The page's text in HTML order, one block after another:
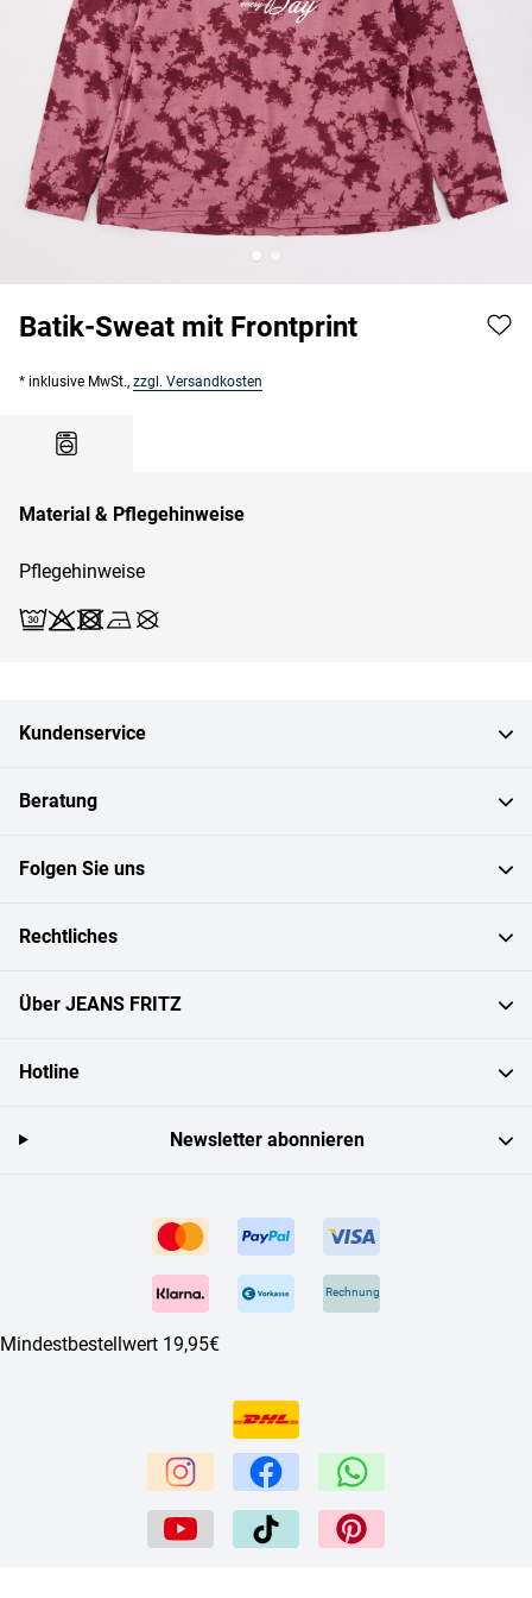
Batik-Sweat mit Frontprint
* inklusive MwSt., zzgl. Versandkosten
Material & Pflegehinweise
Pflegehinweise
Kundenservice
Beratung
Folgen Sie uns
Rechtliches
Über JEANS FRITZ
Hotline
Rechnung
Mindestbestellwert 19,95€
Newsletter abonnieren